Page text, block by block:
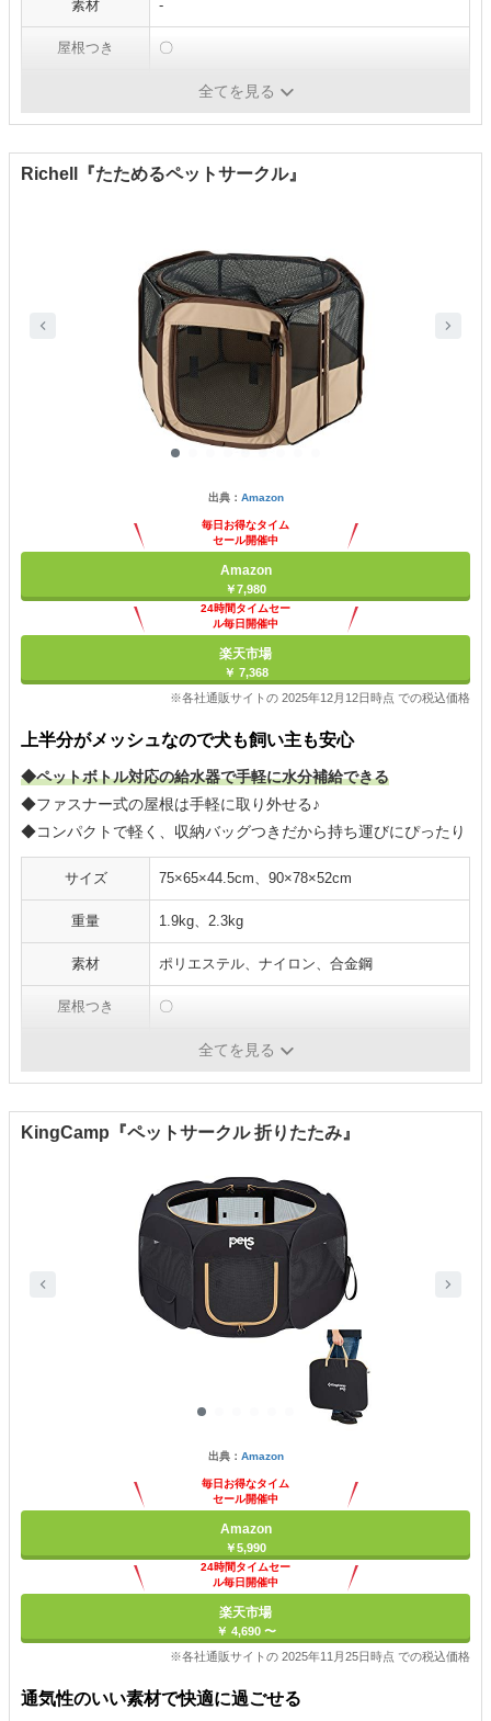
素材 -
屋根つき 〇
全てを見る
Richell『たためるペットサークル』
出典： Amazon
毎日お得なタイム
セール開催中
Amazon
￥7,980
24時間タイムセー
ル毎日開催中
楽天市場
￥ 7,368
※各社通販サイトの 2025年12月12日時点 での税込価格
上半分がメッシュなので犬も飼い主も安心
◆ペットボトル対応の給水器で手軽に水分補給できる
◆ファスナー式の屋根は手軽に取り外せる♪
◆コンパクトで軽く、収納バッグつきだから持ち運びにぴったり
サイズ 75×65×44.5cm、90×78×52cm
重量 1.9kg、2.3kg
素材 ポリエステル、ナイロン、合金鋼
屋根つき 〇
全てを見る
KingCamp『ペットサークル 折りたたみ』
出典： Amazon
毎日お得なタイム
セール開催中
Amazon
￥5,990
24時間タイムセー
ル毎日開催中
楽天市場
￥ 4,690 〜
※各社通販サイトの 2025年11月25日時点 での税込価格
通気性のいい素材で快適に過ごせる